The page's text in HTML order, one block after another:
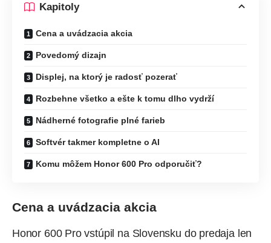
Kapitoly
Cena a uvádzacia akcia
Povedomý dizajn
Displej, na ktorý je radosť pozerať
Rozbehne všetko a ešte k tomu dlho vydrží
Nádherné fotografie plné farieb
Softvér takmer kompletne o AI
Komu môžem Honor 600 Pro odporučiť?
Cena a uvádzacia akcia
Honor 600 Pro vstúpil na Slovensku do predaja len